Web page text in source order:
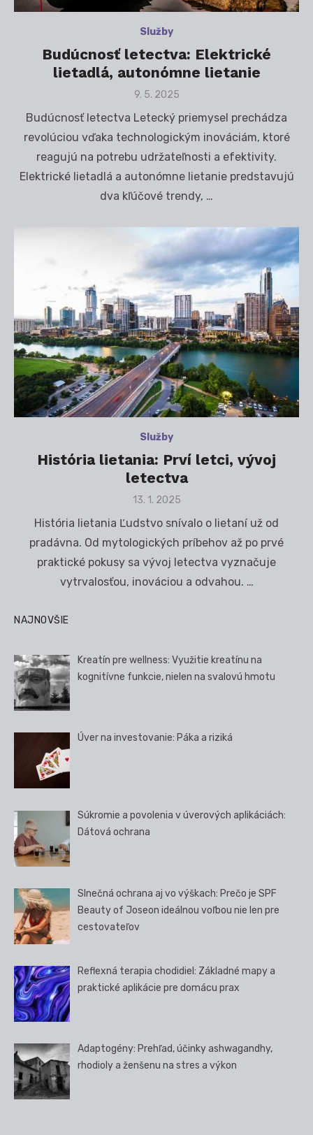
Služby
Budúcnosť letectva: Elektrické
lietadlá, autonómne lietanie
Posted
9. 5. 2025
Budúcnosť letectva Letecký priemysel prechádza
revolúciou vďaka technologickým inováciám, ktoré
reagujú na potrebu udržateľnosti a efektivity.
Elektrické lietadlá a autonómne lietanie predstavujú
dva kľúčové trendy, …
Služby
História lietania: Prví letci, vývoj
letectva
Posted
13. 1. 2025
História lietania Ľudstvo snívalo o lietaní už od
pradávna. Od mytologických príbehov až po prvé
praktické pokusy sa vývoj letectva vyznačuje
vytrvalosťou, inováciou a odvahou. …
NAJNOVŠIE
Kreatín pre wellness: Využitie kreatínu na
kognitívne funkcie, nielen na svalovú hmotu
Úver na investovanie: Páka a riziká
Súkromie a povolenia v úverových aplikáciách:
Dátová ochrana
Slnečná ochrana aj vo výškach: Prečo je SPF
Beauty of Joseon ideálnou voľbou nie len pre
cestovateľov
Reflexná terapia chodidiel: Základné mapy a
praktické aplikácie pre domácu prax
Adaptogény: Prehľad, účinky ashwagandhy,
rhodioly a ženšenu na stres a výkon